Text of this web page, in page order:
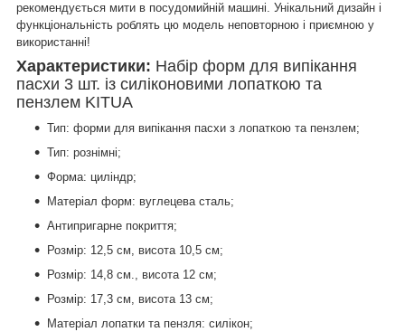
рекомендується мити в посудомийній машині. Унікальний дизайн і
функціональність роблять цю модель неповторною і приємною у
використанні!
Характеристики: Набір форм для випікання
пасхи 3 шт. із силіконовими лопаткою та
пензлем KITUA
Тип: форми для випікання пасхи з лопаткою та пензлем;
Тип: рознімні;
Форма: циліндр;
Матеріал форм: вуглецева сталь;
Антипригарне покриття;
Розмір: 12,5 см, висота 10,5 см;
Розмір: 14,8 см., висота 12 см;
Розмір: 17,3 см, висота 13 см;
Матеріал лопатки та пензля: силікон;